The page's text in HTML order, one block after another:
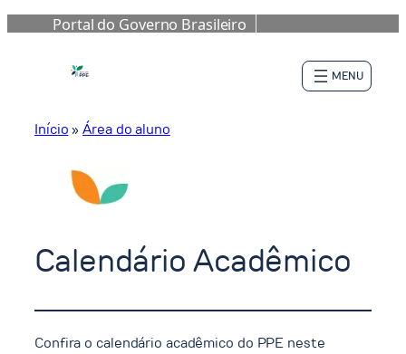
Portal do Governo Brasileiro
Início»Área do aluno
Calendário Acadêmico
Confira o calendário acadêmico do PPE neste